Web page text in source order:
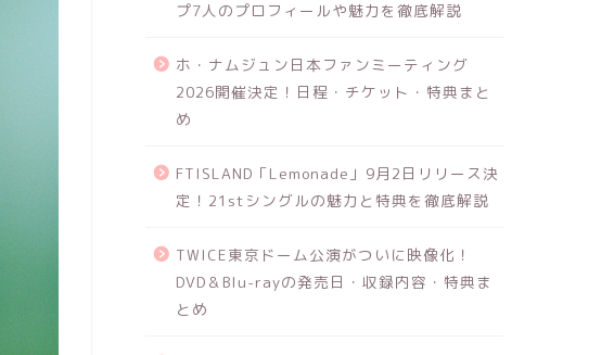
プ7人のプロフィールや魅力を徹底解説
ホ・ナムジュン日本ファンミーティング
2026開催決定！日程・チケット・特典まと
め
FTISLAND「Lemonade」9月2日リリース決
定！21stシングルの魅力と特典を徹底解説
TWICE東京ドーム公演がついに映像化！
DVD＆Blu-rayの発売日・収録内容・特典ま
とめ